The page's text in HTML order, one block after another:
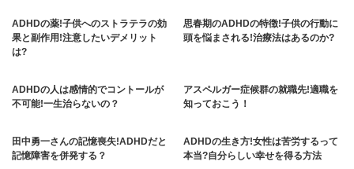
ADHDの薬!子供へのストラテラの効
果と副作用!注意したいデメリット
は?
思春期のADHDの特徴!子供の行動に
頭を悩まされる!治療法はあるのか?
ADHDの人は感情的でコントールが
不可能!一生治らないの？
アスペルガー症候群の就職先!適職を
知っておこう！
田中勇一さんの記憶喪失!ADHDだと
記憶障害を併発する？
ADHDの生き方!女性は苦労するって
本当?自分らしい幸せを得る方法